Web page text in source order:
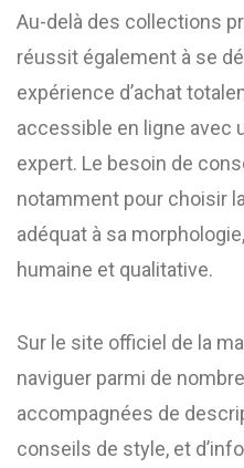
Au-delà des collections
réussit également à se
expérience d’achat
accessible en ligne avec
expert. Le besoin de
notamment pour choisir
adéquat à sa
humaine et qualitative.
Sur le site officiel de la
naviguer parmi de
accompagnées de
conseils de style, et